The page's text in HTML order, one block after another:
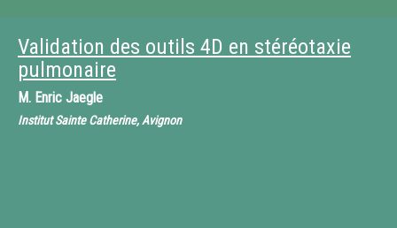
Validation des outils 4D en stéréotaxie
pulmonaire
M. Enric Jaegle
Institut Sainte Catherine, Avignon